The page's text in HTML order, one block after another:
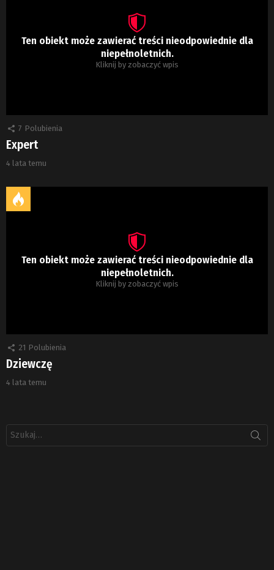
Ten obiekt może zawierać treści nieodpowiednie dla
niepełnoletnich.
Kliknij by zobaczyć wpis
7 Polubienia
Expert
4 lata temu
Ten obiekt może zawierać treści nieodpowiednie dla
niepełnoletnich.
Kliknij by zobaczyć wpis
21 Polubienia
Dziewczę
4 lata temu